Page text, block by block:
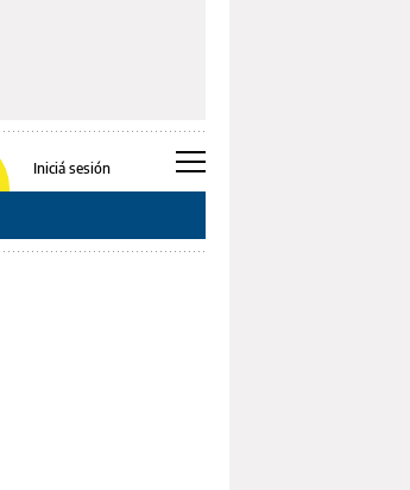
Iniciá sesión